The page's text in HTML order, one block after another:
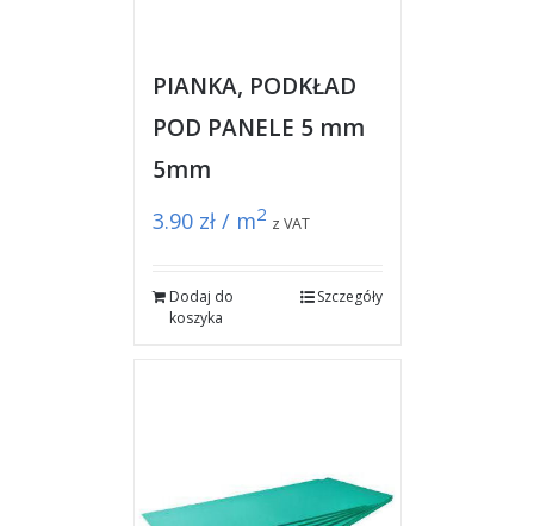
PIANKA, PODKŁAD
POD PANELE 5 mm
5mm
3.90 zł / m2 z VAT
Dodaj do
koszyka
Szczegóły